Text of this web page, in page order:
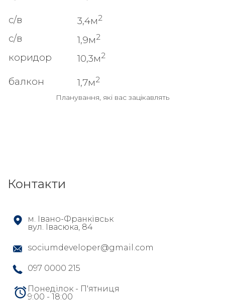
с/в 3,4м2
с/в 1,9м2
коридор 10,3м2
балкон 1,7м2
Планування, які вас зацікавлять
Контакти
м. Івано-Франківськ
вул. Івасюка, 84
sociumdeveloper@gmail.com
097 0000 215
Понеділок - П'ятниця
9:00 - 18:00